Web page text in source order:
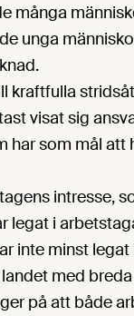
många
unga
kraftfulla
visat sig
har som mål att
intresse,
legat i
inte minst
med
på att både